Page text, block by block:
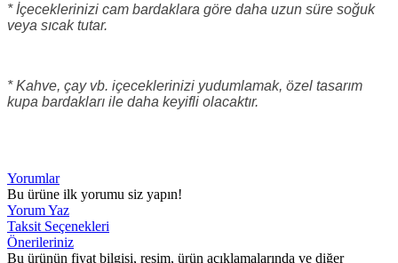
* İçeceklerinizi cam bardaklara göre daha uzun süre soğuk
veya sıcak tutar.
* Kahve, çay vb. içeceklerinizi yudumlamak, özel tasarım
kupa bardakları ile daha keyifli olacaktır.
Yorumlar
Bu ürüne ilk yorumu siz yapın!
Yorum Yaz
Taksit Seçenekleri
Önerileriniz
Bu ürünün fiyat bilgisi, resim, ürün açıklamalarında ve diğer